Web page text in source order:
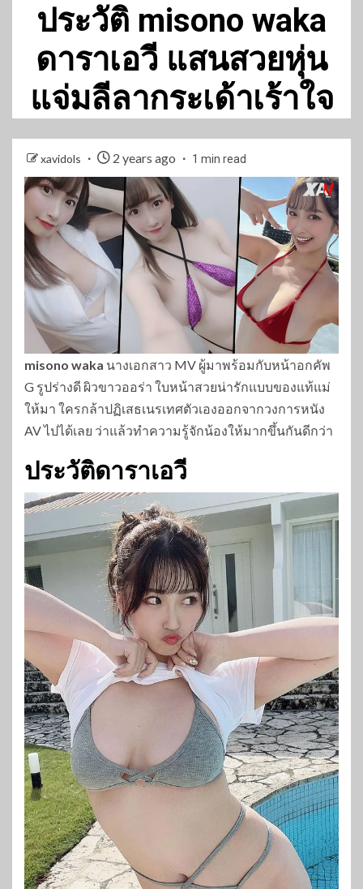
ประวัติ misono waka
ดาราเอวี แสนสวยหุ่น
แจ่มลีลากระเด้าเร้าใจ
xavidols 2 years ago 1 min read
misono waka นางเอกสาว MV ผู้มาพร้อมกับหน้าอกคัพ
G รูปร่างดี ผิวขาวออร่า ใบหน้าสวยน่ารักแบบของแท้แม่
ให้มา ใครกล้าปฏิเสธเนรเทศตัวเองออกจากวงการหนัง
AV ไปได้เลย ว่าแล้วทำความรู้จักน้องให้มากขึ้นกันดีกว่า
ประวัติดาราเอวี